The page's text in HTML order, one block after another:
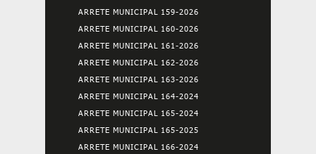
ARRETE MUNICIPAL 159-2026
ARRETE MUNICIPAL 160-2026
ARRETE MUNICIPAL 161-2026
ARRETE MUNICIPAL 162-2026
ARRETE MUNICIPAL 163-2026
ARRETE MUNICIPAL 164-2024
ARRETE MUNICIPAL 165-2024
ARRETE MUNICIPAL 165-2025
ARRETE MUNICIPAL 166-2024